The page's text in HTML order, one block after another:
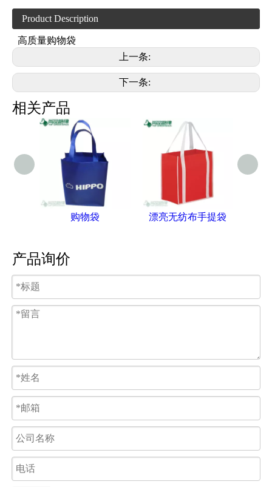
Product Description
高质量购物袋
上一条:
下一条:
相关产品
购物袋 漂亮无纺布手提袋
产品询价